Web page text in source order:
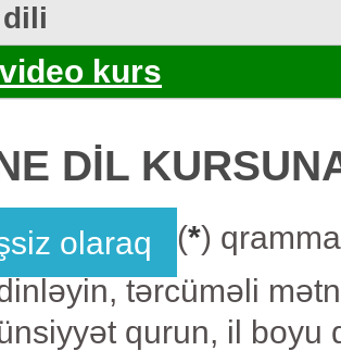
kurs
DİL
olaraq (*)
tərcüməli
qurun, il boyu